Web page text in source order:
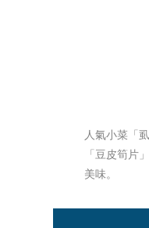
人氣小菜「
「豆皮筍片
美味。